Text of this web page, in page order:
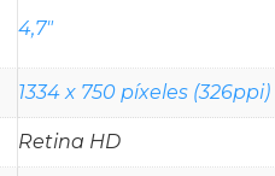
4,7"
1334 x 750 píxeles (326ppi)
Retina HD